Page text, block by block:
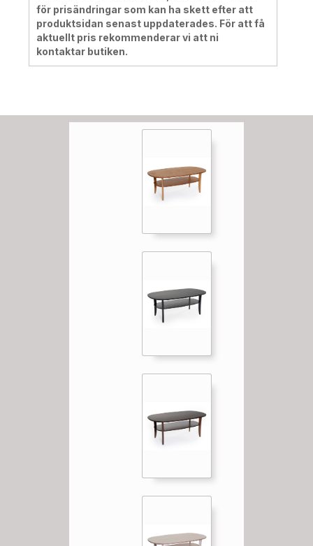
för prisändringar som kan ha skett efter att
produktsidan senast uppdaterades. För att få
aktuellt pris rekommenderar vi att ni
kontaktar butiken.